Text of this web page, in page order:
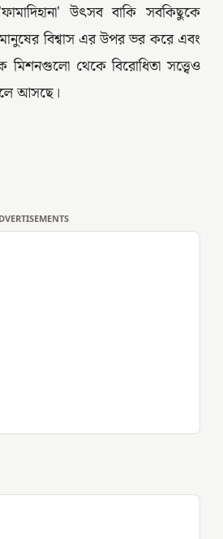
উৎসব বাকি সবকিছুকে
বিশ্বাস এর উপর ভর করে এবং
থেকে বিরোধিতা সত্ত্বেও
আসছে।